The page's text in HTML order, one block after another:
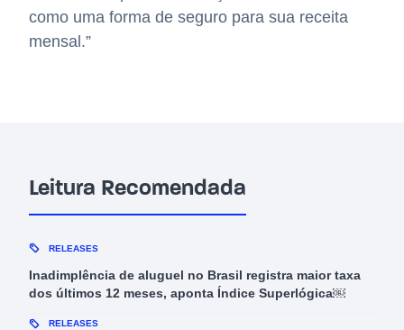
como uma forma de seguro para sua receita
mensal.”
Leitura Recomendada
RELEASES
Inadimplência de aluguel no Brasil registra maior taxa
dos últimos 12 meses, aponta Índice Superlógica￼
RELEASES